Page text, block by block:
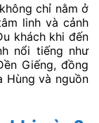
chỉ nằm ở
linh và cảnh
khách khi đến
nổi tiếng như
Giếng, đồng
Hùng và nguồn